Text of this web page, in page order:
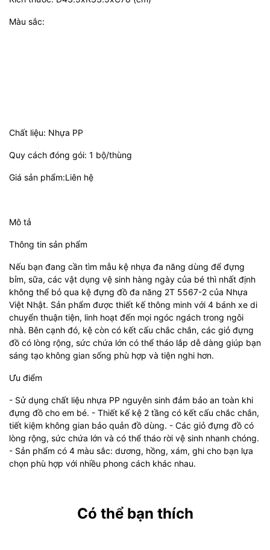
Màu sắc:
Chất liệu: Nhựa PP
Quy cách đóng gói: 1 bộ/thùng
Giá sản phẩm:Liên hệ
Mô tả
Thông tin sản phẩm
Nếu bạn đang cần tìm mẫu kệ nhựa đa năng dùng để đựng
bỉm, sữa, các vật dụng vệ sinh hàng ngày của bé thì nhất định
không thể bỏ qua kệ đựng đồ đa năng 2T 5567-2 của Nhựa
Việt Nhật. Sản phẩm được thiết kế thông minh với 4 bánh xe di
chuyển thuận tiện, linh hoạt đến mọi ngóc ngách trong ngôi
nhà. Bên cạnh đó, kệ còn có kết cấu chắc chắn, các giỏ đựng
đồ có lòng rộng, sức chứa lớn có thể tháo lắp dễ dàng giúp bạn
sáng tạo không gian sống phù hợp và tiện nghi hơn.
Ưu điểm
- Sử dụng chất liệu nhựa PP nguyên sinh đảm bảo an toàn khi
đựng đồ cho em bé. - Thiết kế kệ 2 tầng có kết cấu chắc chắn,
tiết kiệm không gian bảo quản đồ dùng. - Các giỏ đựng đồ có
lòng rộng, sức chứa lớn và có thể tháo rời vệ sinh nhanh chóng.
- Sản phẩm có 4 màu sắc: dương, hồng, xám, ghi cho bạn lựa
chọn phù hợp với nhiều phong cách khác nhau.
Có thể bạn thích